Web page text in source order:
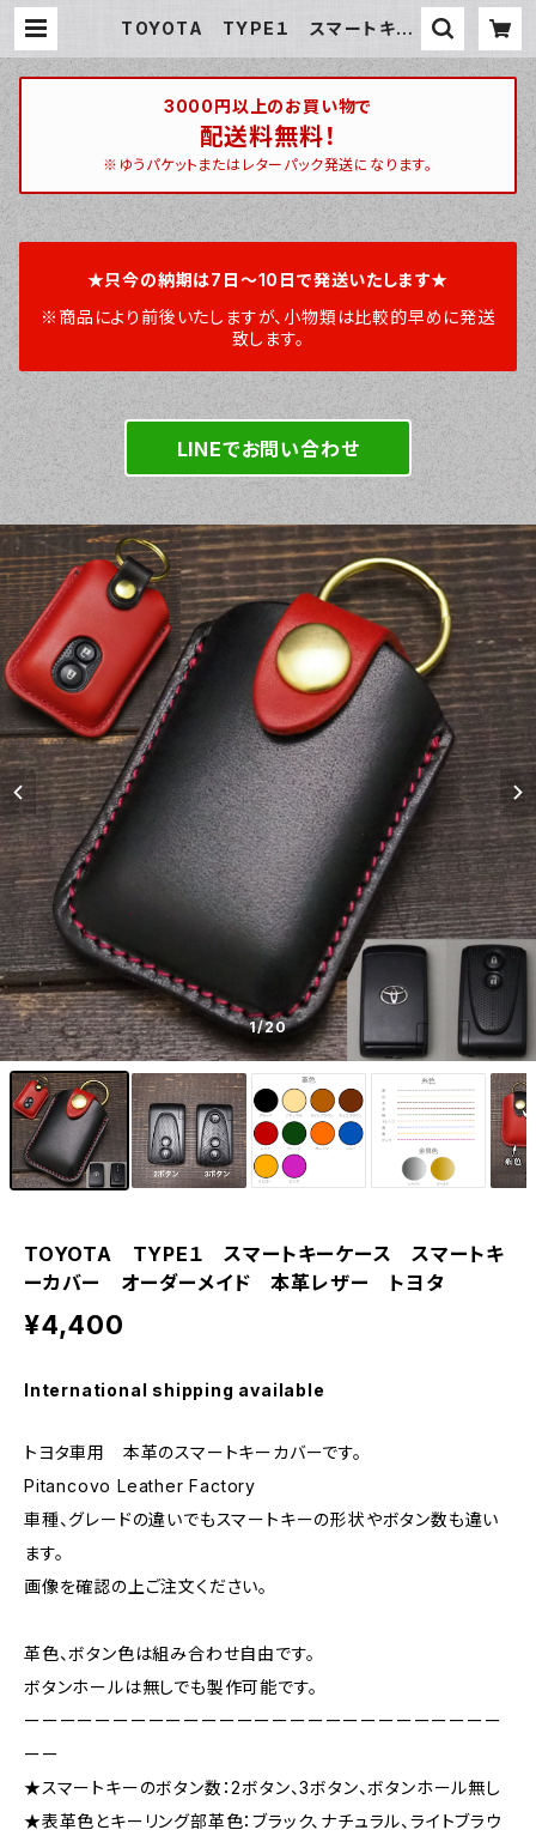
TOYOTA TYPE１ スマートキー
ーメイド 本革レザー トヨタ | ハン
ティントン 宮崎ベース / huntingto
n miyazakibase
3000円以上のお買い物で
配送料無料！
※ゆうパケットまたはレターパック発送になります。
★只今の納期は7日～10日で発送いたします★
※商品により前後いたしますが、小物類は比較的早めに発送
致します。
LINEでお問い合わせ
1/20
TOYOTA TYPE１ スマートキーケース スマートキ
ーカバー オーダーメイド 本革レザー トヨタ
¥4,400
International shipping available
トヨタ車用 本革のスマートキーカバーです。
Pitancovo Leather Factory
車種、グレードの違いでもスマートキーの形状やボタン数も違い
ます。
画像を確認の上ご注文ください。
革色、ボタン色は組み合わせ自由です。
ボタンホールは無しでも製作可能です。
ーーーーーーーーーーーーーーーーーーーーーーーーーーー
ーー
★スマートキーのボタン数：2ボタン、3ボタン、ボタンホール無し
★表革色とキーリング部革色：ブラック、ナチュラル、ライトブラウ